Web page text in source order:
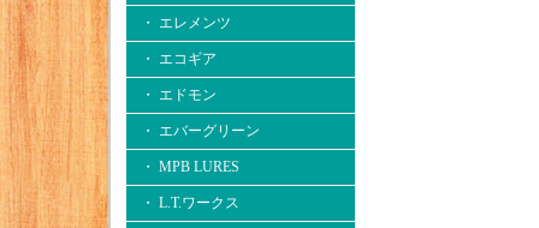
・ エレメンツ
・ エコギア
・ エドモン
・ エバーグリーン
・ MPB LURES
・ L.T.ワークス